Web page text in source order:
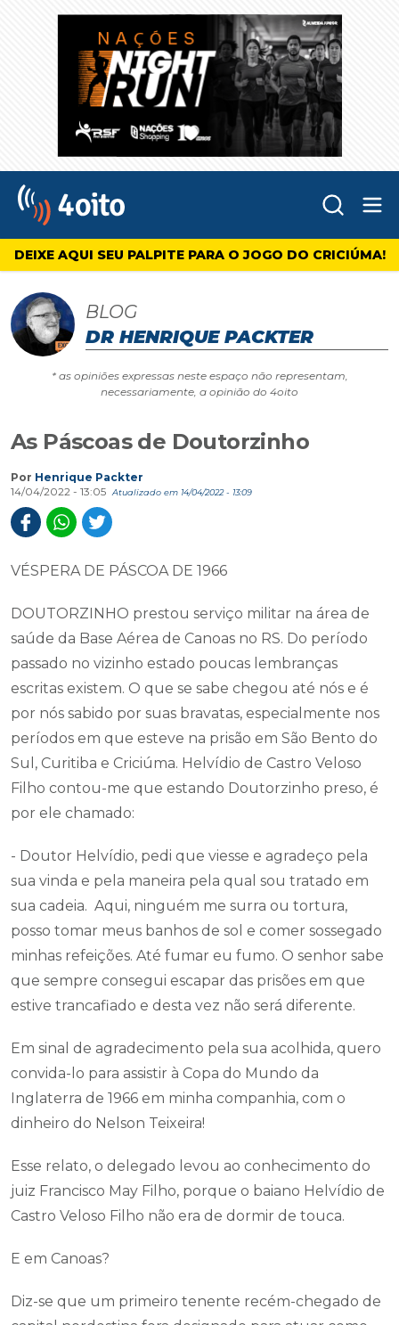
4oito
DEIXE AQUI SEU PALPITE PARA O JOGO DO CRICIÚMA!
BLOG
DR HENRIQUE PACKTER
* as opiniões expressas neste espaço não representam,
necessariamente, a opinião do 4oito
As Páscoas de Doutorzinho
Por Henrique Packter
14/04/2022 - 13:05
Atualizado em 14/04/2022 - 13:09
VÉSPERA DE PÁSCOA DE 1966
DOUTORZINHO prestou serviço militar na área de
saúde da Base Aérea de Canoas no RS. Do período
passado no vizinho estado poucas lembranças
escritas existem. O que se sabe chegou até nós e é
por nós sabido por suas bravatas, especialmente nos
períodos em que esteve na prisão em São Bento do
Sul, Curitiba e Criciúma. Helvídio de Castro Veloso
Filho contou-me que estando Doutorzinho preso, é
por ele chamado:
- Doutor Helvídio, pedi que viesse e agradeço pela
sua vinda e pela maneira pela qual sou tratado em
sua cadeia. Aqui, ninguém me surra ou tortura,
posso tomar meus banhos de sol e comer sossegado
minhas refeições. Até fumar eu fumo. O senhor sabe
que sempre consegui escapar das prisões em que
estive trancafiado e desta vez não será diferente.
Em sinal de agradecimento pela sua acolhida, quero
convida-lo para assistir à Copa do Mundo da
Inglaterra de 1966 em minha companhia, com o
dinheiro do Nelson Teixeira!
Esse relato, o delegado levou ao conhecimento do
juiz Francisco May Filho, porque o baiano Helvídio de
Castro Veloso Filho não era de dormir de touca.
E em Canoas?
Diz-se que um primeiro tenente recém-chegado de